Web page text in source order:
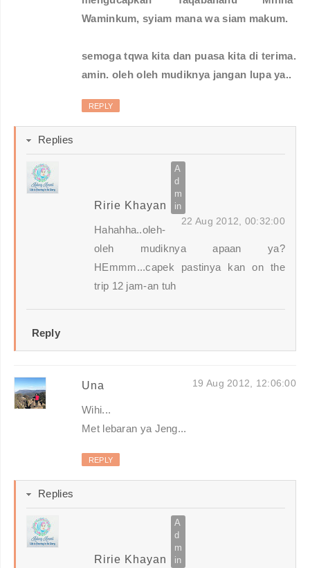
Waminkum, syiam mana wa siam makum.
semoga tqwa kita dan puasa kita di terima.
amin. oleh oleh mudiknya jangan lupa ya..
REPLY
Replies
Ririe Khayan
22 Aug 2012, 00:32:00
Hahahha..oleh-
oleh mudiknya apaan ya?
HEmmm...capek pastinya kan on the
trip 12 jam-an tuh
Reply
Una 19 Aug 2012, 12:06:00
Wihi...
Met lebaran ya Jeng...
REPLY
Replies
Ririe Khayan